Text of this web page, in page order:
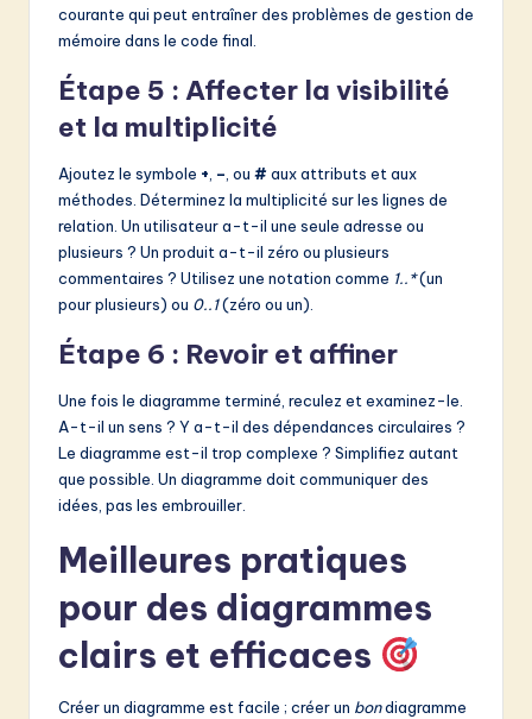
courante qui peut entraîner des problèmes de gestion de
mémoire dans le code final.
Étape 5 : Affecter la visibilité
et la multiplicité
Ajoutez le symbole +, –, ou #aux attributs et aux
méthodes. Déterminez la multiplicité sur les lignes de
relation. Un utilisateur a-t-il une seule adresse ou
plusieurs ? Un produit a-t-il zéro ou plusieurs
commentaires ? Utilisez une notation comme 1..*(un
pour plusieurs) ou 0..1(zéro ou un).
Étape 6 : Revoir et affiner
Une fois le diagramme terminé, reculez et examinez-le.
A-t-il un sens ? Y a-t-il des dépendances circulaires ?
Le diagramme est-il trop complexe ? Simplifiez autant
que possible. Un diagramme doit communiquer des
idées, pas les embrouiller.
Meilleures pratiques
pour des diagrammes
clairs et efficaces
Créer un diagramme est facile ; créer un bondiagramme